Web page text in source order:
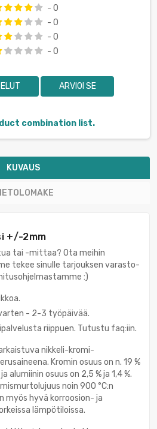
- 0
- 0
- 0
- 0
ARVIOI SE
combination list.
KUVAUS
+/-2mm
tai -mittaa? Ota meihin
tekee sinulle tarjouksen varasto-
:)
- 2-3 työpäivää.
riippuen. Tutustu faq:iin.
nikkeli-kromi-
Kromin osuus on n. 19 %
alumiinin osuus on 2,5 % ja 1,4 %.
noin 900 °C:n
myös hyvä korroosion- ja
lämpötiloissa.